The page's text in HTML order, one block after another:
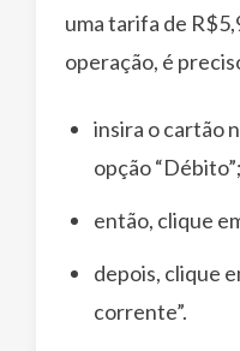
uma tarifa de
operação, é
insira o cartão
opção “Débito”;
então, clique
depois, clique
corrente”.